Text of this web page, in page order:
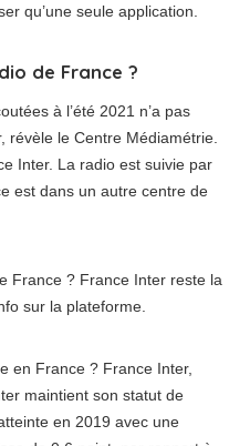
qu’une seule application.
de France ?
à l’été 2021 n’a pas
révèle le Centre Médiamétrie.
Inter. La radio est suivie par
est dans un autre centre de
France ? France Inter reste la
sur la plateforme.
en France ? France Inter,
maintient son statut de
en 2019 avec une